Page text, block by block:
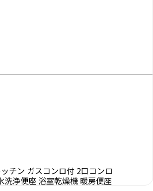
チン ガスコンロ付 2口コンロ
洗浄便座 浴室乾燥機 暖房便座